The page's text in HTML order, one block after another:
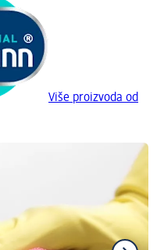
Više proizvoda od